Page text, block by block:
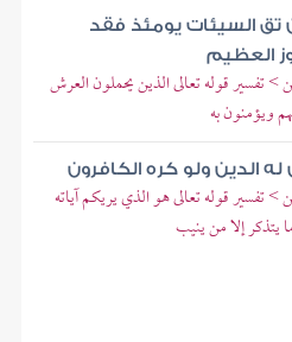
السيئات يومئذ فقد
العظيم
تفسير قوله تعالى الذين يحملون العرش
ويؤمنون به
الدين ولو كره الكافرون
تفسير قوله تعالى هو الذي يريكم آياته
يتذكر إلا من ينيب